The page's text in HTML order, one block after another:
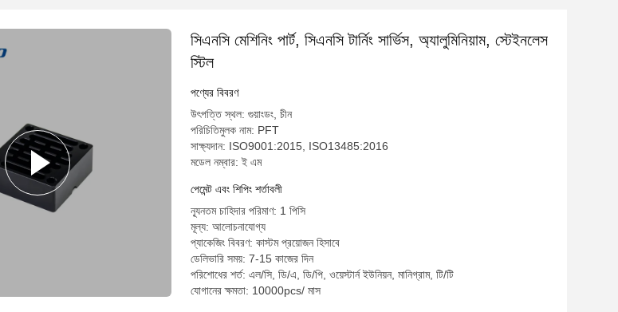
সিএনসি মেশিনিং পার্ট, সিএনসি টার্নিং সার্ভিস, অ্যালুমিনিয়াম, স্টেইনলেস
স্টিল
পণ্যের বিবরণ
উৎপত্তি স্থল: গুয়াংডং, চীন
পরিচিতিমুলক নাম: PFT
সাক্ষ্যদান: ISO9001:2015, ISO13485:2016
মডেল নম্বার: ই এম
পেমেন্ট এবং শিপিং শর্তাবলী
ন্যূনতম চাহিদার পরিমাণ: 1 পিসি
মূল্য: আলোচনাযোগ্য
প্যাকেজিং বিবরণ: কাস্টম প্রয়োজন হিসাবে
ডেলিভারি সময়: 7-15 কাজের দিন
পরিশোধের শর্ত: এল/সি, ডি/এ, ডি/পি, ওয়েস্টার্ন ইউনিয়ন, মানিগ্রাম, টি/টি
যোগানের ক্ষমতা: 10000pcs/ মাস